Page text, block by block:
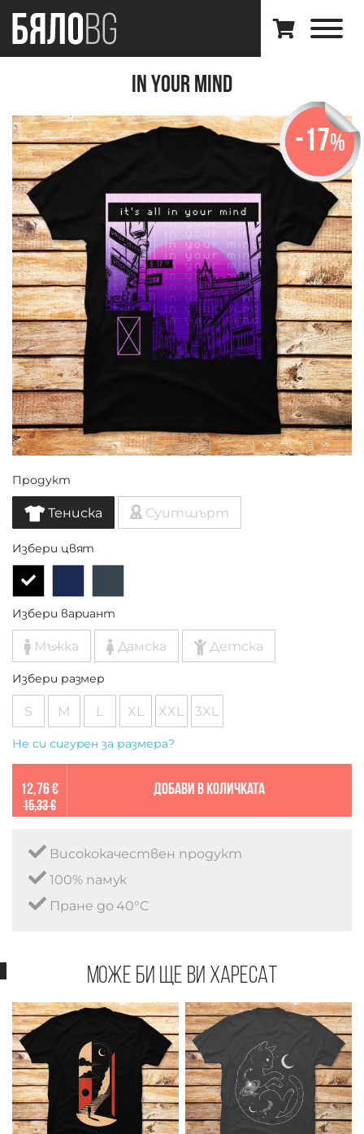
In Your Mind
-17%
Продукт
Тениска Суитшърт
Избери цвят
Избери вариант
Мъжка Дамска Детска
Избери размер
S M L XL XXL 3XL
Не си сигурен за размера?
12,76 €
15,33 €
Добави в количката
Висококачествен продукт
100% памук
Пране до 40°C
Може би ще ви харесат